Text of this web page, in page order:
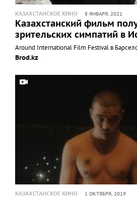
КАЗАХСТАНСКОЕ КИНО 8 ЯНВАРЯ, 2021
Казахстанский фильм
зрительских симпатий в
Around International Film Festival в
Brod.kz
КАЗАХСТАНСКОЕ КИНО 1 ОКТЯБРЯ, 2019